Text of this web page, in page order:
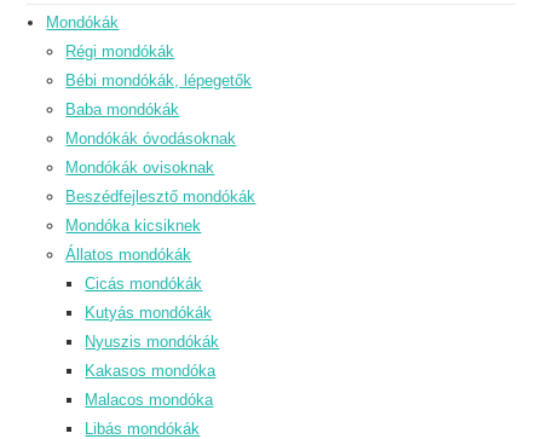
Mondókák
Régi mondókák
Bébi mondókák, lépegetők
Baba mondókák
Mondókák óvodásoknak
Mondókák ovisoknak
Beszédfejlesztő mondókák
Mondóka kicsiknek
Állatos mondókák
Cicás mondókák
Kutyás mondókák
Nyuszis mondókák
Kakasos mondóka
Malacos mondóka
Libás mondókák